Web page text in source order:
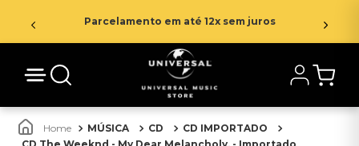
Parcelamento em até 12x sem juros
MÚSICA CD
CD IMPORTADO